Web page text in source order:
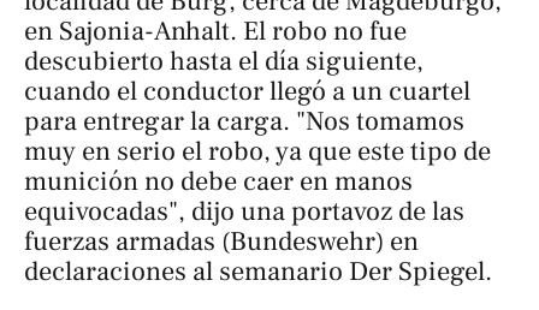
en Sajonia-Anhalt. El robo no fue
descubierto hasta el día siguiente,
cuando el conductor llegó a un cuartel
para entregar la carga. "Nos tomamos
muy en serio el robo, ya que este tipo de
munición no debe caer en manos
equivocadas", dijo una portavoz de las
fuerzas armadas (Bundeswehr) en
declaraciones al semanario Der Spiegel.